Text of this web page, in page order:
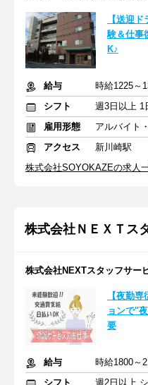
【送迎
験＆仕事
K♪
給与
時給1225～
シフト
週3日以上 1
雇用形態
アルバイト
アクセス
新川崎駅
株式会社SOYOKAZEの求人
株式会社ＮＥＸＴス
株式会社NEXTスタッフサー
【夜勤
ョンで"
要
給与
時給1800～
シフト
週2日以上